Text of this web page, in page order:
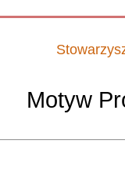
Motyw